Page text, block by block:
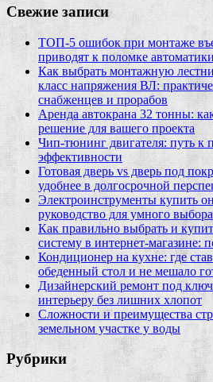
Свежие записи
ТОП-5 ошибок при монтаже
приводят к поломке автоматики
Как выбрать монтажную
класс напряжения ВЛ:
снабженцев и прорабов
Аренда автокрана 32 тонны:
решение для вашего проекта
Чип‑тюнинг двигателя: путь
эффективности
Готовая дверь vs дверь под
удобнее в долгосрочной
Электроинструменты купить
руководство для умного выбора
Как правильно выбрать и
систему в интернет‑магазине:
Кондиционер на кухне: где
обеденный стол и не мешало
Дизайнерский ремонт под
интерьеру без лишних хлопот
Сложности и преимущества
земельном участке у воды
Рубрики